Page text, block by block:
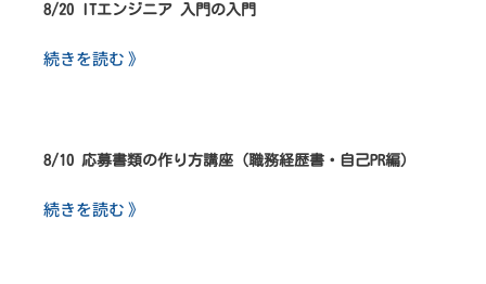
8/20 ITエンジニア 入門の入門
続きを読む 》
8/10 応募書類の作り方講座（職務経歴書・自己PR編）
続きを読む 》